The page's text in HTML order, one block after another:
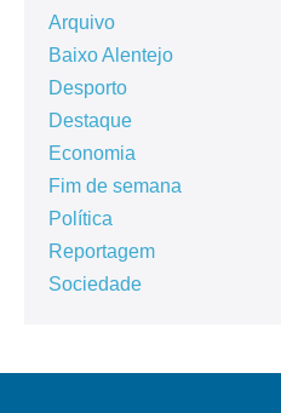
Arquivo
Baixo Alentejo
Desporto
Destaque
Economia
Fim de semana
Política
Reportagem
Sociedade